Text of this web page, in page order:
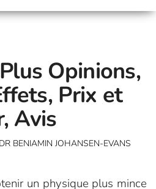
Opinions,
Prix et
Avis
DR BENIAMIN JOHANSEN-EVANS
un physique plus mince